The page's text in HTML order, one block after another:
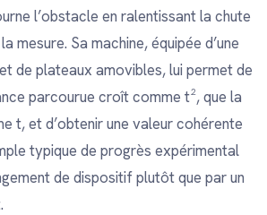
l’obstacle en ralentissant la chute
mesure. Sa machine, équipée d’une
de plateaux amovibles, lui permet de
parcourue croît comme t², que la
t, et d’obtenir une valeur cohérente
typique de progrès expérimental
de dispositif plutôt que par un